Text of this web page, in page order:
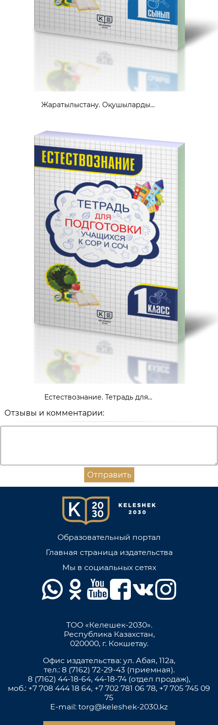
Жаратылыстану. Оқушыларды...
Естествознание. Тетрадь для...
Отзывы и комментарии:
Отправить
Образовательный портал
Главная страница издательства
Мы в социальных сетях
ТОО «Келешек-2030».
Республика Казахстан,
020000, г. Кокшетау.
Офис издательства: ул. Абая, 112а,
тел.: 8 (7162) 72-29-43 (приемная).
8 (7162) 44-18-64, 44-18-74 (отдел продаж),
моб.: +7 708 444 18 64, +7 702 781 06 78, +7 705 745 09
75
E-mail: torg@keleshek-2030.kz